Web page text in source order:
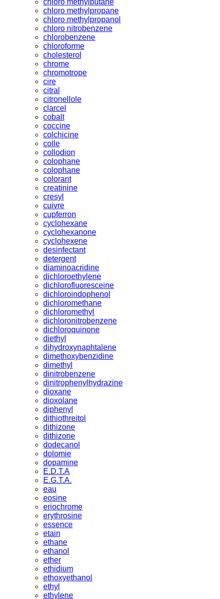
chloro methylpropane
chloro methylpropanol
chloro nitrobenzene
chlorobenzene
chloroforme
cholesterol
chrome
chromotrope
cire
citral
citronellole
clarcel
cobalt
coccine
colchicine
colle
collodion
colophane
colophane
colorant
creatinine
cresyl
cuivre
cupferron
cyclohexane
cyclohexanone
cyclohexene
desinfectant
detergent
diaminoacridine
dichloroethylene
dichlorofluoresceine
dichloroindophenol
dichloromethane
dichloromethyl
dichloronitrobenzene
dichloroquinone
diethyl
dihydroxynaphtalene
dimethoxybenzidine
dimethyl
dinitrobenzene
dinitrophenylhydrazine
dioxane
dioxolane
diphenyl
dithiothreitol
dithizone
dithizone
dodecanol
dolomie
dopamine
E.D.T.A
E.G.T.A.
eau
eosine
eriochrome
erythrosine
essence
etain
ethane
ethanol
ether
ethidium
ethoxyethanol
ethyl
ethylene